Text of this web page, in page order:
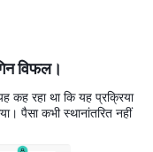
विफल।
रहा था कि यह प्रक्रिया
पैसा कभी स्थानांतरित नहीं